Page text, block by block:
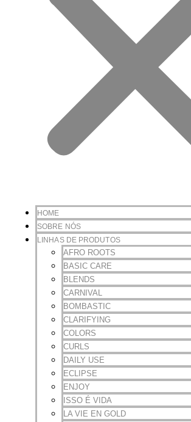
HOME
SOBRE NÓS
LINHAS DE PRODUTOS
AFRO ROOTS
BASIC CARE
BLENDS
CARNIVAL
BOMBASTIC
CLARIFYING
COLORS
CURLS
DAILY USE
ECLIPSE
ENJOY
ISSO É VIDA
LA VIE EN GOLD